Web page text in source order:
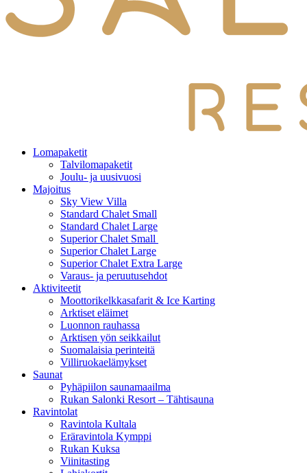
Lomapaketit
Talvilomapaketit
Joulu- ja uusivuosi
Majoitus
Sky View Villa
Standard Chalet Small
Standard Chalet Large
Superior Chalet Small
Superior Chalet Large
Superior Chalet Extra Large
Varaus- ja peruutusehdot
Aktiviteetit
Moottorikelkkasafarit & Ice Karting
Arktiset eläimet
Luonnon rauhassa
Arktisen yön seikkailut
Suomalaisia perinteitä
Villiruokaelämykset
Saunat
Pyhäpiilon saunamaailma
Rukan Salonki Resort – Tähtisauna
Ravintolat
Ravintola Kultala
Eräravintola Kymppi
Rukan Kuksa
Viinitasting